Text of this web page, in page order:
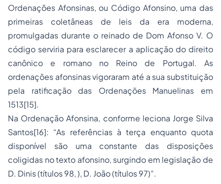
Ordenações Afonsinas, ou Código Afonsino, uma das
primeiras coletâneas de leis da era moderna,
promulgadas durante o reinado de Dom Afonso V. O
código serviria para esclarecer a aplicação do direito
canônico e romano no Reino de Portugal. As
ordenações afonsinas vigoraram até a sua substituição
pela ratificação das Ordenações Manuelinas em
1513[15].
Na Ordenação Afonsina, conforme leciona Jorge Silva
Santos[16]: “As referências à terça enquanto quota
disponível são uma constante das disposições
coligidas no texto afonsino, surgindo em legislação de
D. Dinis (títulos 98, ), D. João (títulos 97)”.